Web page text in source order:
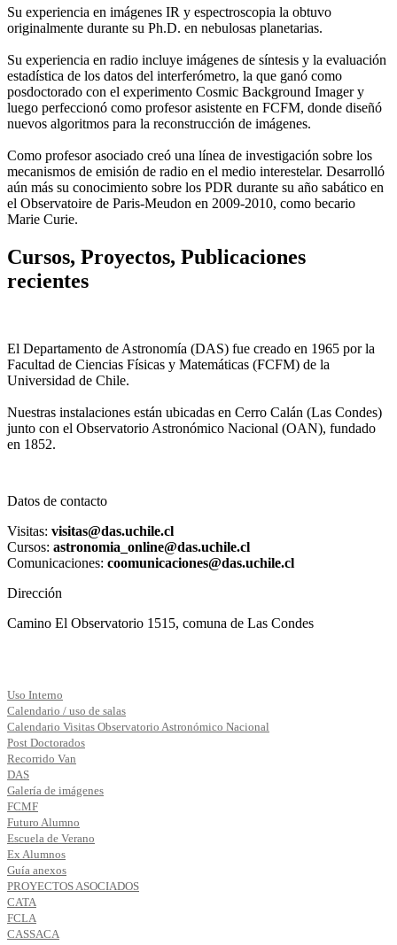
Su experiencia en imágenes IR y espectroscopia la obtuvo
originalmente durante su Ph.D. en nebulosas planetarias.
Su experiencia en radio incluye imágenes de síntesis y la evaluación
estadística de los datos del interferómetro, la que ganó como
posdoctorado con el experimento Cosmic Background Imager y
luego perfeccionó como profesor asistente en FCFM, donde diseñó
nuevos algoritmos para la reconstrucción de imágenes.
Como profesor asociado creó una línea de investigación sobre los
mecanismos de emisión de radio en el medio interestelar. Desarrolló
aún más su conocimiento sobre los PDR durante su año sabático en
el Observatoire de Paris-Meudon en 2009-2010, como becario
Marie Curie.
Cursos, Proyectos, Publicaciones
recientes
El Departamento de Astronomía (DAS) fue creado en 1965 por la
Facultad de Ciencias Físicas y Matemáticas (FCFM) de la
Universidad de Chile.
Nuestras instalaciones están ubicadas en Cerro Calán (Las Condes)
junto con el Observatorio Astronómico Nacional (OAN), fundado
en 1852.
Datos de contacto
Visitas: visitas@das.uchile.cl
Cursos: astronomia_online@das.uchile.cl
Comunicaciones: coomunicaciones@das.uchile.cl
Dirección
Camino El Observatorio 1515, comuna de Las Condes
Uso Interno
Calendario / uso de salas
Calendario Visitas Observatorio Astronómico Nacional
Post Doctorados
Recorrido Van
DAS
Galería de imágenes
FCMF
Futuro Alumno
Escuela de Verano
Ex Alumnos
Guía anexos
PROYECTOS ASOCIADOS
CATA
FCLA
CASSACA